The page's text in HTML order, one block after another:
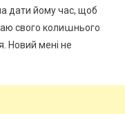
дати йому час, щоб
свого колиաнього
Новий мені не